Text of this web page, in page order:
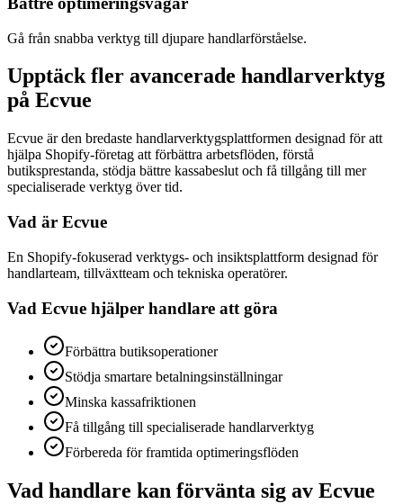
Gå från snabba verktyg till djupare handlarförståelse.
Upptäck fler avancerade handlarverktyg
på Ecvue
Ecvue är den bredaste handlarverktygsplattformen designad för att
hjälpa Shopify-företag att förbättra arbetsflöden, förstå
butiksprestanda, stödja bättre kassabeslut och få tillgång till mer
specialiserade verktyg över tid.
Vad är Ecvue
En Shopify-fokuserad verktygs- och insiktsplattform designad för
handlarteam, tillväxtteam och tekniska operatörer.
Vad Ecvue hjälper handlare att göra
Förbättra butiksoperationer
Stödja smartare betalningsinställningar
Minska kassafriktionen
Få tillgång till specialiserade handlarverktyg
Förbereda för framtida optimeringsflöden
Vad handlare kan förvänta sig av Ecvue